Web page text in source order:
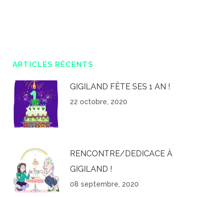
ARTICLES RÉCENTS
GIGILAND FÊTE SES 1 AN !
22 octobre, 2020
RENCONTRE/DEDICACE À
GIGILAND !
08 septembre, 2020